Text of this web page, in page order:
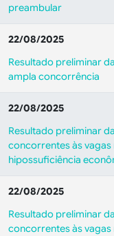
preambular
22/08/2025
Resultado preliminar
ampla concorrência
22/08/2025
Resultado preliminar
concorrentes às
hipossuficiência
22/08/2025
Resultado preliminar
concorrentes às vagas